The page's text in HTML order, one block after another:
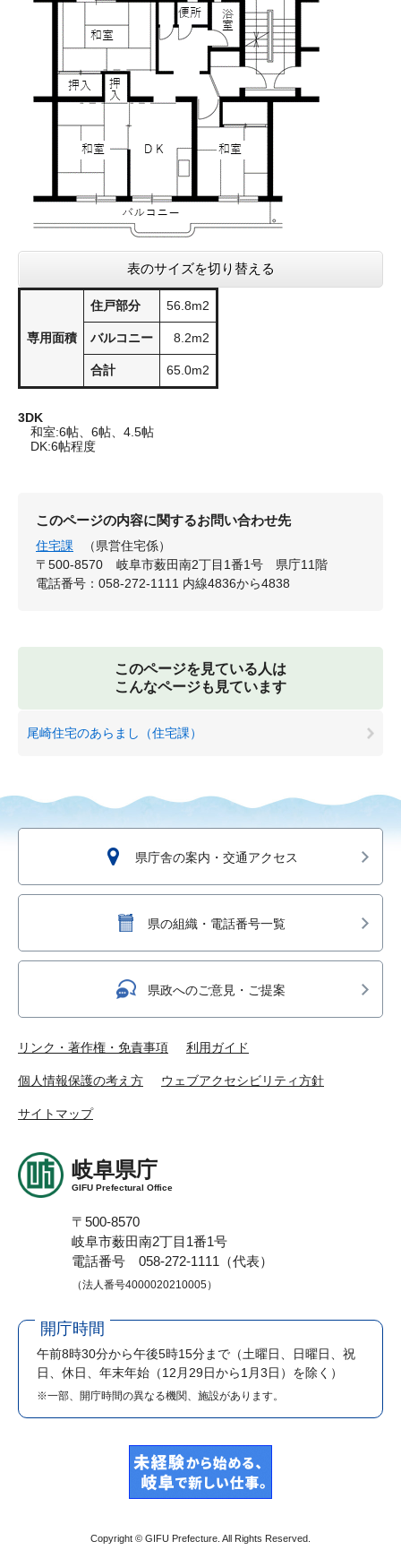
表のサイズを切り替える
専用面積
住戸部分 56.8m2
バルコニー 8.2m2
合計 65.0m2
3DK
和室:6帖、6帖、4.5帖
DK:6帖程度
このページの内容に関するお問い合わせ先
住宅課
（県営住宅係）
〒500-8570
岐阜市薮田南2丁目1番1号 県庁11階
電話番号：058-272-1111 内線4836から4838
このページを見ている人は
こんなページも見ています
尾崎住宅のあらまし（住宅課）
県庁舎の案内・交通アクセス
県の組織・電話番号一覧
県政へのご意見・ご提案
リンク・著作権・免責事項 利用ガイド
個人情報保護の考え方 ウェブアクセシビリティ方針
サイトマップ
岐阜県庁
GIFU Prefectural Office
〒500-8570
岐阜市薮田南2丁目1番1号
電話番号 058-272-1111（代表）
（法人番号4000020210005）
開庁時間
午前8時30分から午後5時15分まで （土曜日、日曜日、祝
日、休日、年末年始（12月29日から1月3日）を除く）
※一部、開庁時間の異なる機関、施設があります。
Copyright © GIFU Prefecture. All Rights Reserved.